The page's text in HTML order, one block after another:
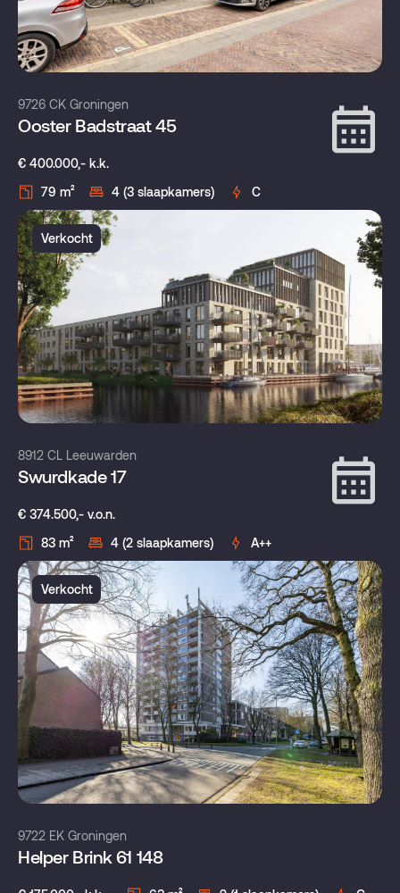
9726 CK Groningen
Ooster Badstraat 45
€ 400.000,- k.k.
79 m²
4 (3 slaapkamers) C
Verkocht
8912 CL Leeuwarden
Swurdkade 17
€ 374.500,- v.o.n.
83 m²
4 (2 slaapkamers) A++
Verkocht
9722 EK Groningen
Helper Brink 61 148